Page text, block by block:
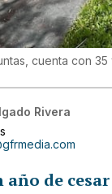
cuenta con 35
Rivera
año de